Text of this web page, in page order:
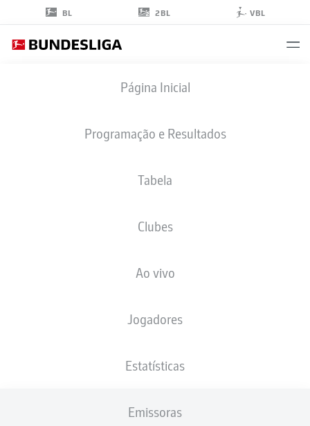
BL 2BL VBL
Página Inicial
Programação e Resultados
Tabela
Clubes
Ao vivo
Jogadores
Estatísticas
Emissoras
CHUKWUEMEKA